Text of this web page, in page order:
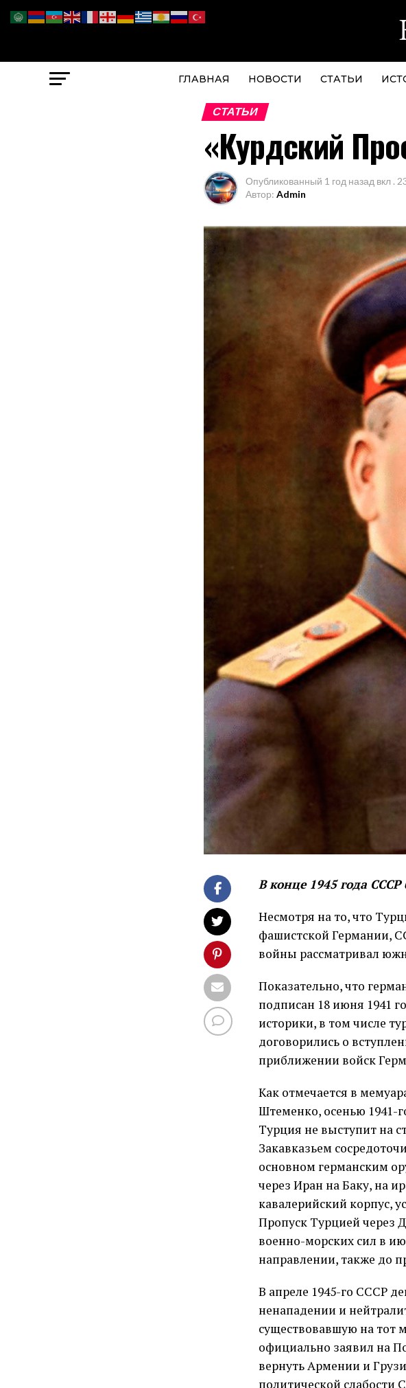
ГЛАВНАЯ НОВОСТИ СТАТЬИ
СТАТЬИ
«Курдский
Опубликованный 1 год назад вкл .
Автор: Admin
В конце 1945 года
Несмотря на то, что
фашистской Германии,
войны рассматривал
Показательно, что
подписан 18 июня 1941
историки, в том числе
договорились о
приближении войск
Как отмечается в
Штеменко, осенью 1941-
Турция не выступит на
Закавказьем
основном германским
через Иран на Баку, на
кавалерийский корпус,
Пропуск Турцией через
военно-морских сил в
направлении, также до
В апреле 1945-го СССР
ненападении и
существовавшую на тот
официально заявил на
вернуть Армении и
политической слабости